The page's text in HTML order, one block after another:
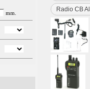
mm.
Radio CB